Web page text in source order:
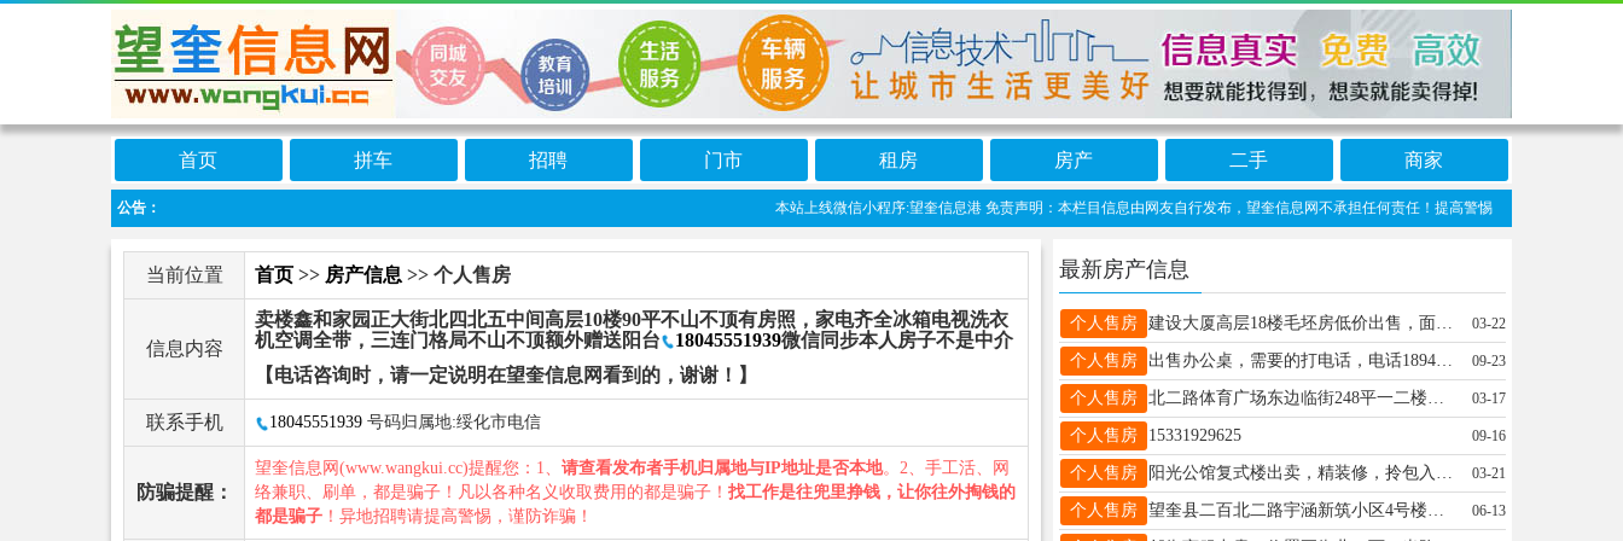
首页 拼车 招聘 门市 租房 房产 二手 商家
公告： 本站上线微信小程序:望奎信息港 免责声明：本栏目信息由网友自行发布，望奎信息网不承担任何责任！提高警惕，谨防诈骗！做推广
当前位置 首页 >> 房产信息 >> 个人售房
信息内容
卖楼鑫和家园正大街北四北五中间高层10楼90平不山不顶有房照，家电齐全冰箱电视洗衣
机空调全带，三连门格局不山不顶额外赠送阳台
18045551939微信同步本人房子不是中介
【电话咨询时，请一定说明在望奎信息网看到的，谢谢！】
联系手机 18045551939 号码归属地:绥化市电信
防骗提醒：
望奎信息网(www.wangkui.cc)提醒您：1、 请查看发布者手机归属地与IP地址是否本地。2、手工活、网
络兼职、刷单，都是骗子！凡以各种名义收取费用的都是骗子！ 找工作是往兜里挣钱，让你往外掏钱的
都是骗子 ！异地招聘请提高警惕，谨防诈骗！
最新房产信息
个人售房 建设大厦高层18楼毛坯房低价出售，面积109.83平米，外送7平米冷阳台，有意者电联13522584513 微信同号 03-22
个人售房 出售办公桌，需要的打电话，电话18944629835 09-23
个人售房 北二路体育广场东边临街248平一二楼房屋出卖，价格面议，13836426930 03-17
个人售房 15331929625 09-16
个人售房 阳光公馆复式楼出卖，精装修，拎包入住，楼下69平，楼上50平，有意者私聊，17345659527 03-21
个人售房 望奎县二百北二路宇涵新筑小区4号楼小三阳出售，45平方，屋内设施齐全，拎包入住，临近3小四中，低价出售，联系电话：17733382228。 06-13